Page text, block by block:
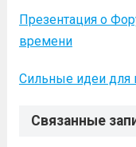
Презентация о
времени
Сильные идеи для
Связанные